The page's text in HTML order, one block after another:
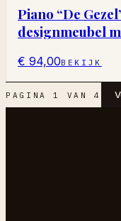
Piano “De
designmeubel
€ 94,00BEKIJK
PAGINA1 VAN4